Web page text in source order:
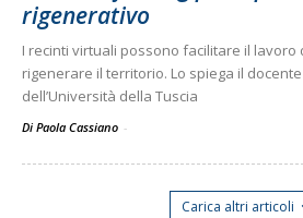
rigenerativo
I recinti virtuali possono facilitare il lavoro
rigenerare il territorio. Lo spiega il docente
dell’Università della Tuscia
Di Paola Cassiano -
Carica altri articoli